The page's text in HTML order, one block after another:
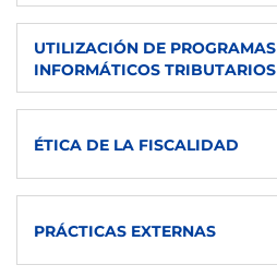
IDIOMA
es
TIPO
Obligatoria
ECTS
1
IDIOMA
CONSULTA GUÍA
S2
TIPO
Obligatoria
DESCARGAR
ECTS
UTILIZACIÓN DE PROGRAMAS
INFORMÁTICOS TRIBUTARIOS
DESCARGAR
ÉTICA DE LA FISCALIDAD
DESCARGAR
PRÁCTICAS EXTERNAS